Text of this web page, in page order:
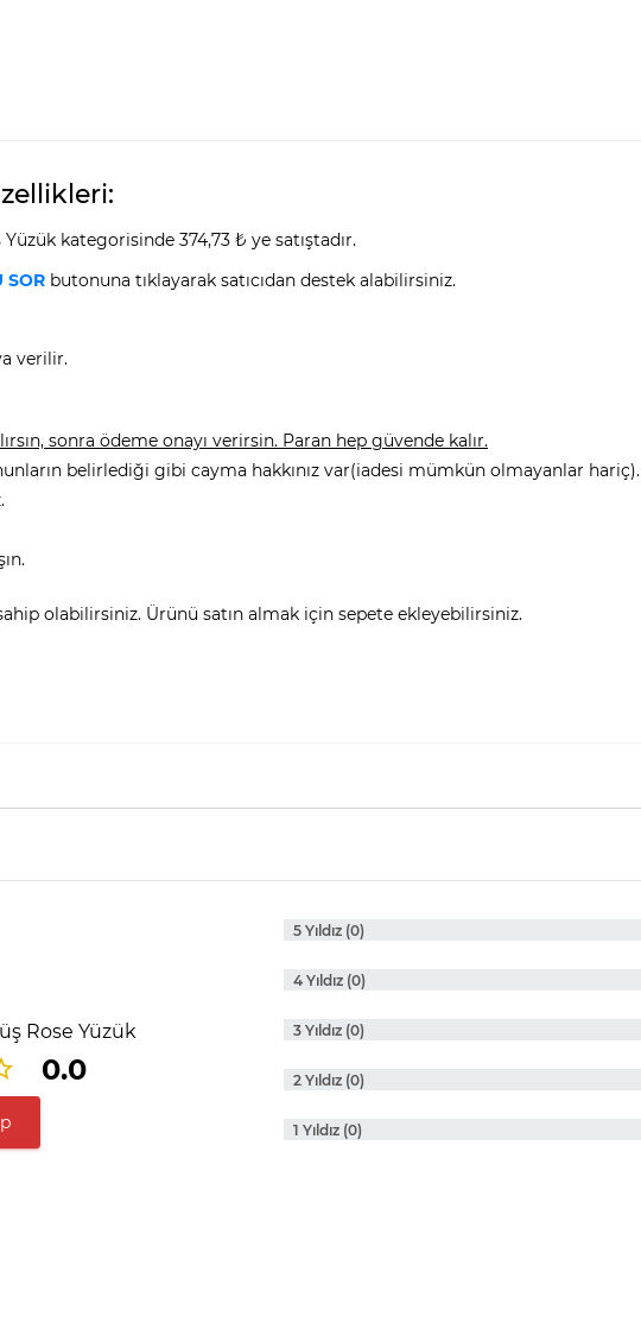
kategorisinde 374,73 ₺ ye satıştadır.
SOR butonuna tıklayarak satıcıdan destek alabilirsiniz.
verilir.
sonra ödeme onayı verirsin. Paran hep güvende kalır.
belirlediği gibi cayma hakkınız var(iadesi mümkün olmayanlar hariç).
olabilirsiniz. Ürünü satın almak için sepete ekleyebilirsiniz.
Rose Yüzük
0.0
5 Yıldız (0)
4 Yıldız (0)
3 Yıldız (0)
2 Yıldız (0)
1 Yıldız (0)